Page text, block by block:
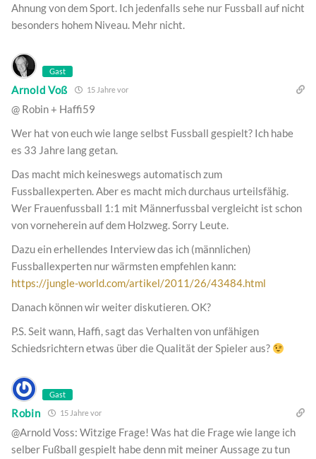
Ahnung von dem Sport. Ich jedenfalls sehe nur Fussball auf nicht
besonders hohem Niveau. Mehr nicht.
Gast
Arnold Voß 15 Jahre vor
@ Robin + Haffi59
Wer hat von euch wie lange selbst Fussball gespielt? Ich habe
es 33 Jahre lang getan.
Das macht mich keineswegs automatisch zum
Fussballexperten. Aber es macht mich durchaus urteilsfähig.
Wer Frauenfussball 1:1 mit Männerfussbal vergleicht ist schon
von vorneherein auf dem Holzweg. Sorry Leute.
Dazu ein erhellendes Interview das ich (männlichen)
Fussballexperten nur wärmsten empfehlen kann:
https://jungle-world.com/artikel/2011/26/43484.html
Danach können wir weiter diskutieren. OK?
P.S. Seit wann, Haffi, sagt das Verhalten von unfähigen
Schiedsrichtern etwas über die Qualität der Spieler aus?
Gast
Robin 15 Jahre vor
@Arnold Voss: Witzige Frage! Was hat die Frage wie lange ich
selber Fußball gespielt habe denn mit meiner Aussage zu tun